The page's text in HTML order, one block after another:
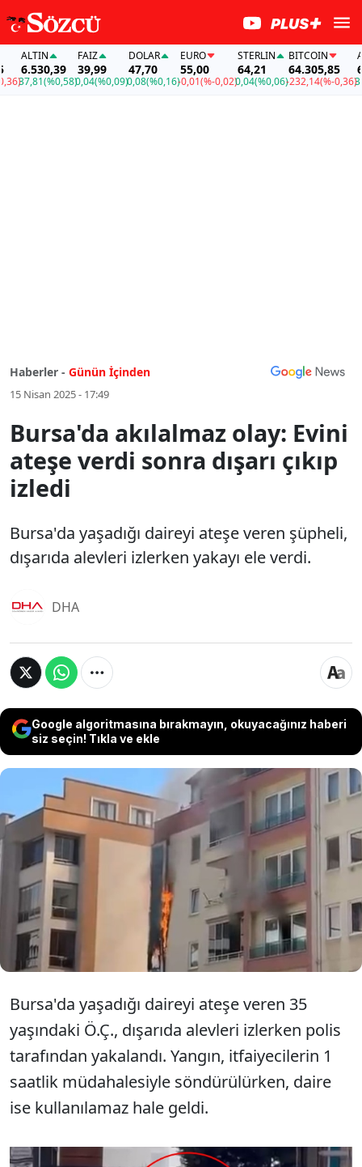
ALTIN
6.530,39
37,81(%0,58)
FAİZ
39,99
0,04(%0,09)
DOLAR
47,70
0,08(%0,16)
EURO
55,00
-0,01(%-0,02)
STERLIN
64,21
0,04(%0,06)
BITCOIN
64.305,85
-232,14(%-0,36)
Haberler - Günün İçinden
15 Nisan 2025 - 17:49
Bursa'da akılalmaz olay: Evini
ateşe verdi sonra dışarı çıkıp
izledi
Bursa'da yaşadığı daireyi ateşe veren şüpheli,
dışarıda alevleri izlerken yakayı ele verdi.
DHA
Google algoritmasına bırakmayın, okuyacağınız haberi
siz seçin! Tıkla ve ekle
Bursa'da yaşadığı daireyi ateşe
veren şüpheli, dışarıda alevleri
izlerken yakayı ele verdi.
Bursa'da yaşadığı daireyi ateşe veren 35
yaşındaki Ö.Ç., dışarıda alevleri izlerken polis
tarafından yakalandı. Yangın, itfaiyecilerin 1
saatlik müdahalesiyle söndürülürken, daire
ise kullanılamaz hale geldi.